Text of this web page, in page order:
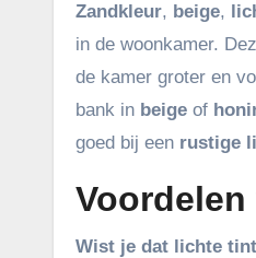
Zandkleur, beige,
in de woonkamer.
de kamer groter en
bank in beige of
goed bij een rustige
Wist je dat lichte